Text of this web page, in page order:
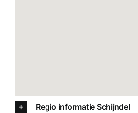
Regio informatie Schijndel